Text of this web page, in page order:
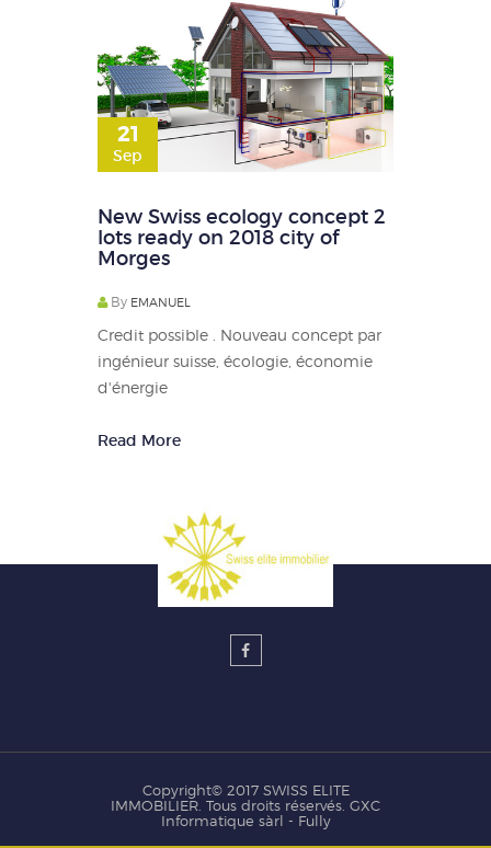
21
Sep
New Swiss ecology concept 2
lots ready on 2018 city of
Morges
By EMANUEL
Credit possible . Nouveau concept par
ingénieur suisse, écologie, économie
d'énergie
Read More
Copyright© 2017 SWISS ELITE
IMMOBILIER. Tous droits réservés. GXC
Informatique sàrl - Fully